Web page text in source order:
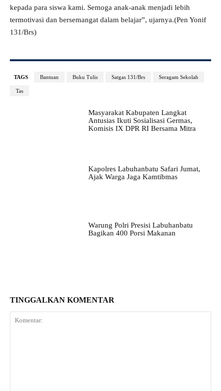
kepada para siswa kami. Semoga anak-anak menjadi lebih
termotivasi dan bersemangat dalam belajar”, ujarnya.(Pen Yonif
131/Brs)
TAGS Bantuan Buku Tulis Satgas 131/Brs Seragam Sekolah
Tas
Masyarakat Kabupaten Langkat
Antusias Ikuti Sosialisasi Germas,
Komisis IX DPR RI Bersama Mitra
Kapolres Labuhanbatu Safari Jumat,
Ajak Warga Jaga Kamtibmas
Warung Polri Presisi Labuhanbatu
Bagikan 400 Porsi Makanan
TINGGALKAN KOMENTAR